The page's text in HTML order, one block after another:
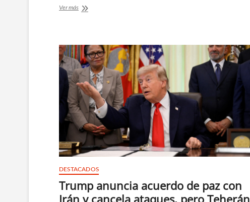
Ver másEEUU
sanciones
al
petróleo
iraní
DESTACADOS
Trump anuncia acuerdo de paz con
Irán y cancela ataques, pero Teherán